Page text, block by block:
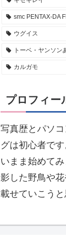
smc PENTAX-DA
ウグイス
トーベ・ヤンソン
カルガモ
プロフィー
写真歴とパソ
グは初心者で
いまま始めて
影した野鳥や
載せていこうと